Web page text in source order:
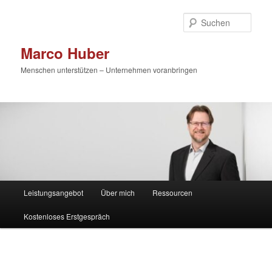
Marco Huber
Menschen unterstützen – Unternehmen voranbringen
Leistungsangebot Über mich Ressourcen
Kostenloses Erstgespräch